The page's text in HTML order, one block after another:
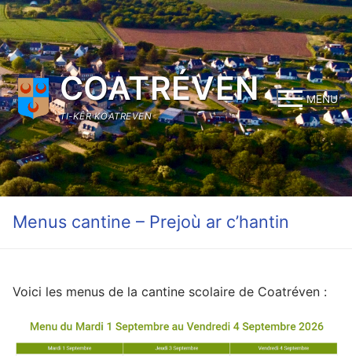
Aller
au
contenu
COATRÉVEN
TI-KÊR KOATREVEN
MENU
Menus cantine – Prejoù ar c’hantin
Voici les menus de la cantine scolaire de Coatréven :